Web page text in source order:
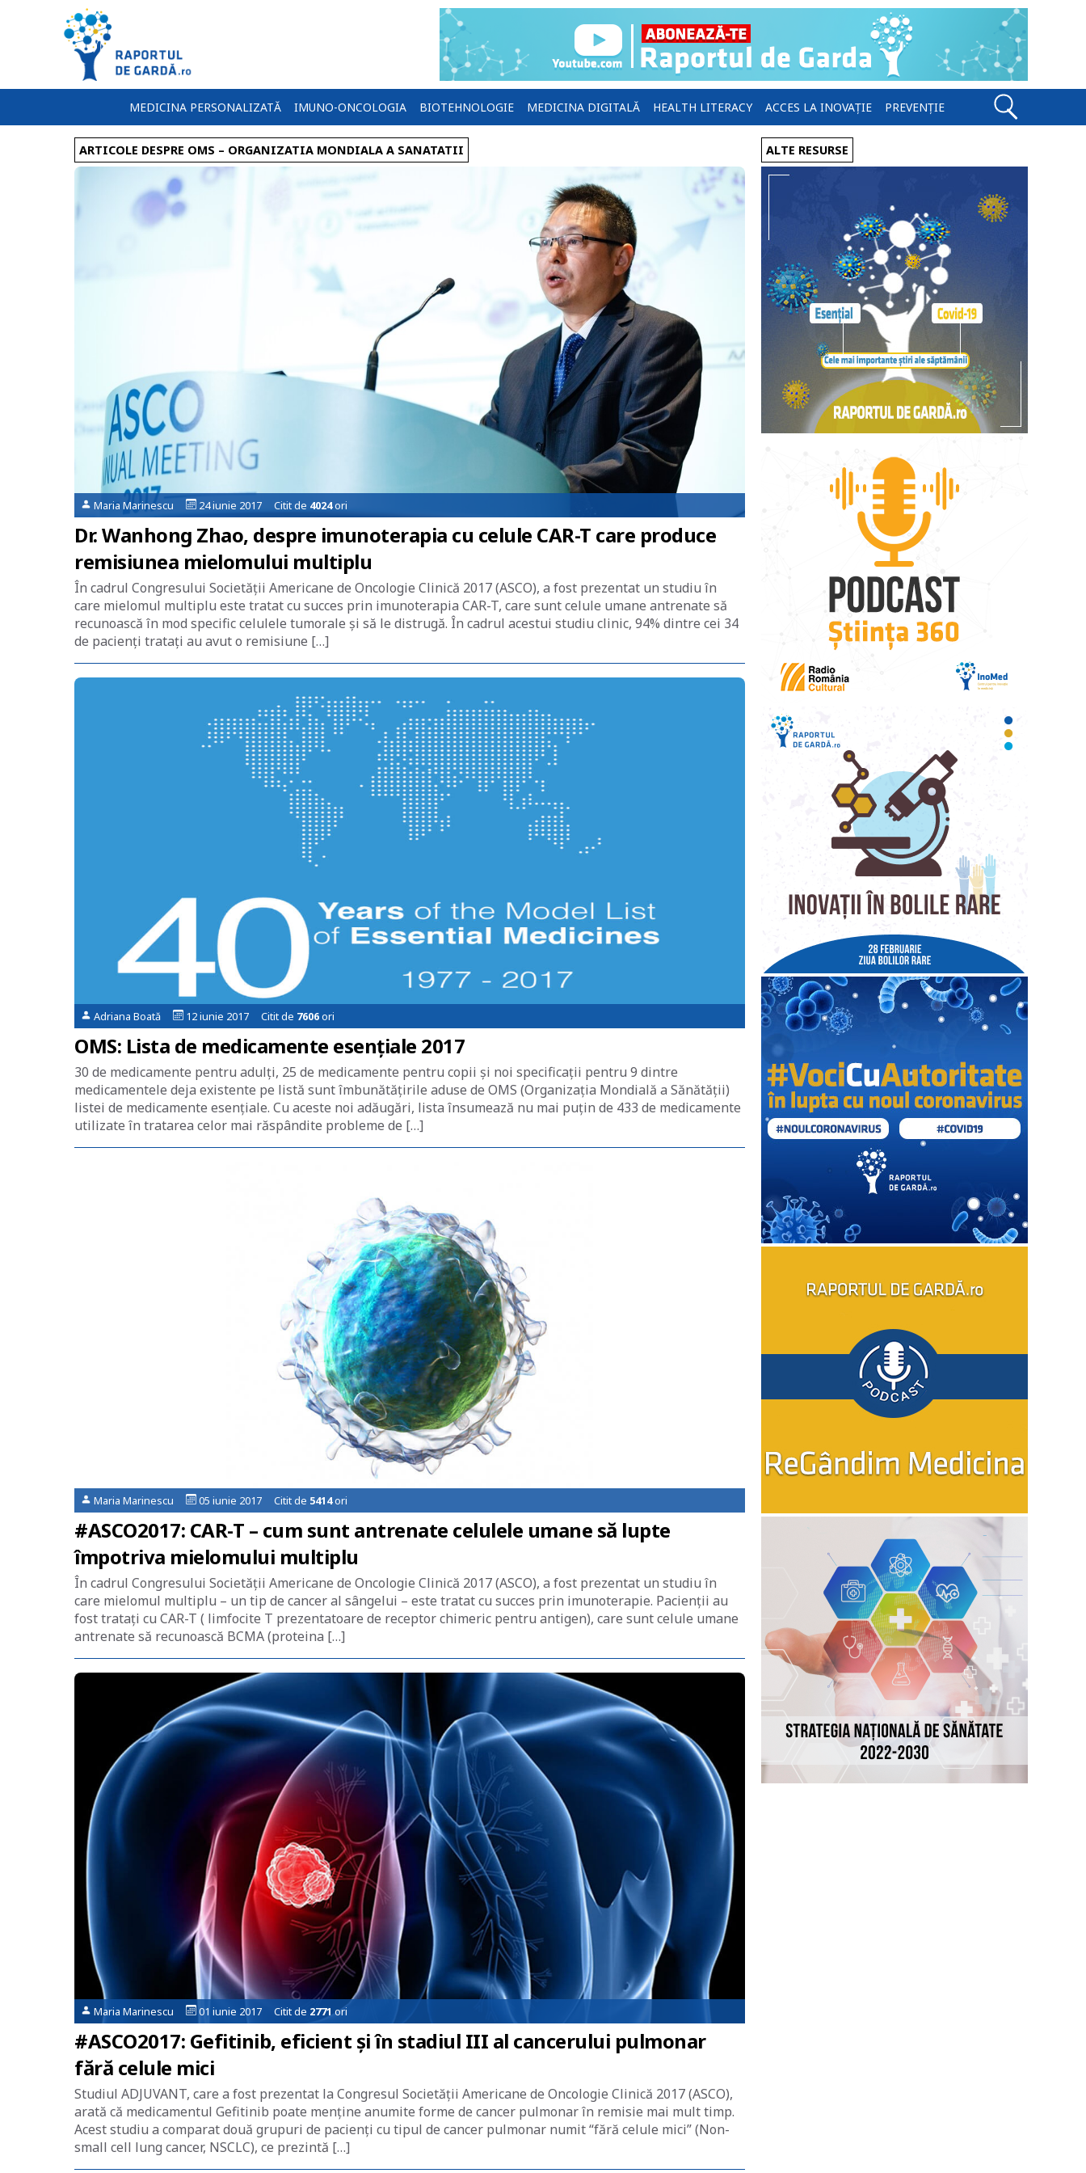
MEDICINA PERSONALIZATĂ IMUNO-ONCOLOGIA BIOTEHNOLOGIE MEDICINA DIGITALĂ HEALTH LITERACY ACCES LA INOVAȚIE PREVENȚIE
ARTICOLE DESPRE OMS – ORGANIZATIA MONDIALA A SANATATII
Maria Marinescu 24 iunie 2017 Citit de 4024ori
Dr. Wanhong Zhao, despre imunoterapia cu celule CAR-T care produce
remisiunea mielomului multiplu
În cadrul Congresului Societăţii Americane de Oncologie Clinică 2017 (ASCO), a fost prezentat un studiu în
care mielomul multiplu este tratat cu succes prin imunoterapia CAR-T, care sunt celule umane antrenate să
recunoască în mod specific celulele tumorale și să le distrugă. În cadrul acestui studiu clinic, 94% dintre cei 34
de pacienți tratați au avut o remisiune […]
Adriana Boată 12 iunie 2017 Citit de 7606ori
OMS: Lista de medicamente esențiale 2017
30 de medicamente pentru adulți, 25 de medicamente pentru copii și noi specificații pentru 9 dintre
medicamentele deja existente pe listă sunt îmbunătățirile aduse de OMS (Organizația Mondială a Sănătății)
listei de medicamente esențiale. Cu aceste noi adăugări, lista însumează nu mai puțin de 433 de medicamente
utilizate în tratarea celor mai răspândite probleme de […]
Maria Marinescu 05 iunie 2017 Citit de 5414ori
#ASCO2017: CAR-T – cum sunt antrenate celulele umane să lupte
împotriva mielomului multiplu
În cadrul Congresului Societăţii Americane de Oncologie Clinică 2017 (ASCO), a fost prezentat un studiu în
care mielomul multiplu – un tip de cancer al sângelui – este tratat cu succes prin imunoterapie. Pacienții au
fost tratați cu CAR-T ( limfocite T prezentatoare de receptor chimeric pentru antigen), care sunt celule umane
antrenate să recunoască BCMA (proteina […]
Maria Marinescu 01 iunie 2017 Citit de 2771ori
#ASCO2017: Gefitinib, eficient și în stadiul III al cancerului pulmonar
fără celule mici
Studiul ADJUVANT, care a fost prezentat la Congresul Societății Americane de Oncologie Clinică 2017 (ASCO),
arată că medicamentul Gefitinib poate menține anumite forme de cancer pulmonar în remisie mai mult timp.
Acest studiu a comparat două grupuri de pacienți cu tipul de cancer pulmonar numit “fără celule mici” (Non-
small cell lung cancer, NSCLC), ce prezintă […]
ALTE RESURSE